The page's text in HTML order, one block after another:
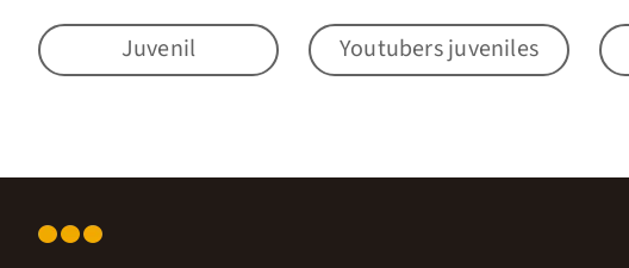
Juvenil Youtubers juveniles